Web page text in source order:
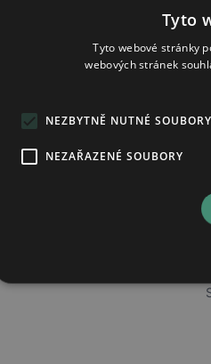
51401
Po -
5, 15200
Tyto
Tyto webové stránky
webových stránek
NEZBYTNĚ NUTNÉ SOUBORY
NEZAŘAZENÉ SOUBORY